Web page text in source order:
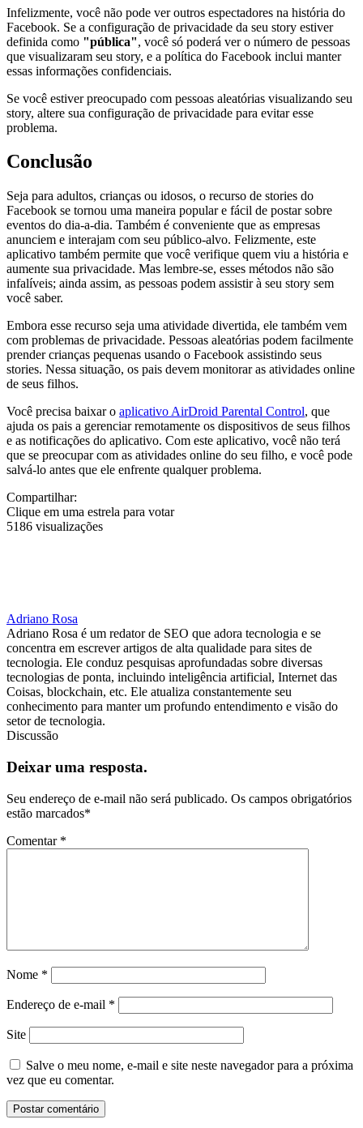
Infelizmente, você não pode ver outros espectadores na história do
Facebook. Se a configuração de privacidade da seu story estiver
definida como "pública", você só poderá ver o número de pessoas
que visualizaram seu story, e a política do Facebook inclui manter
essas informações confidenciais.
Se você estiver preocupado com pessoas aleatórias visualizando seu
story, altere sua configuração de privacidade para evitar esse
problema.
Conclusão
Seja para adultos, crianças ou idosos, o recurso de stories do
Facebook se tornou uma maneira popular e fácil de postar sobre
eventos do dia-a-dia. Também é conveniente que as empresas
anunciem e interajam com seu público-alvo. Felizmente, este
aplicativo também permite que você verifique quem viu a história e
aumente sua privacidade. Mas lembre-se, esses métodos não são
infalíveis; ainda assim, as pessoas podem assistir à seu story sem
você saber.
Embora esse recurso seja uma atividade divertida, ele também vem
com problemas de privacidade. Pessoas aleatórias podem facilmente
prender crianças pequenas usando o Facebook assistindo seus
stories. Nessa situação, os pais devem monitorar as atividades online
de seus filhos.
Você precisa baixar o aplicativo AirDroid Parental Control, que
ajuda os pais a gerenciar remotamente os dispositivos de seus filhos
e as notificações do aplicativo. Com este aplicativo, você não terá
que se preocupar com as atividades online do seu filho, e você pode
salvá-lo antes que ele enfrente qualquer problema.
Compartilhar:
Clique em uma estrela para votar
5186 visualizações
Adriano Rosa
Adriano Rosa é um redator de SEO que adora tecnologia e se
concentra em escrever artigos de alta qualidade para sites de
tecnologia. Ele conduz pesquisas aprofundadas sobre diversas
tecnologias de ponta, incluindo inteligência artificial, Internet das
Coisas, blockchain, etc. Ele atualiza constantemente seu
conhecimento para manter um profundo entendimento e visão do
setor de tecnologia.
Discussão
Deixar uma resposta.
Seu endereço de e-mail não será publicado. Os campos obrigatórios
estão marcados*
Comentar *
Nome *
Endereço de e-mail *
Site
Salve o meu nome, e-mail e site neste navegador para a próxima
vez que eu comentar.